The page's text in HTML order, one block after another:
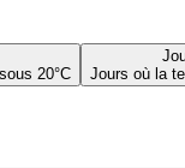
20°C
Jours où la